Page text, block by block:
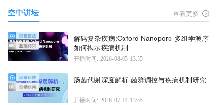
空中讲坛 查看更多
解码复杂疾病:Oxford Nanopore 多组学测序
如何揭示疾病机制
开播时间: 2026-08-05 13:55
肠菌代谢深度解析 菌群调控与疾病机制研究
开播时间: 2026-07-14 13:55